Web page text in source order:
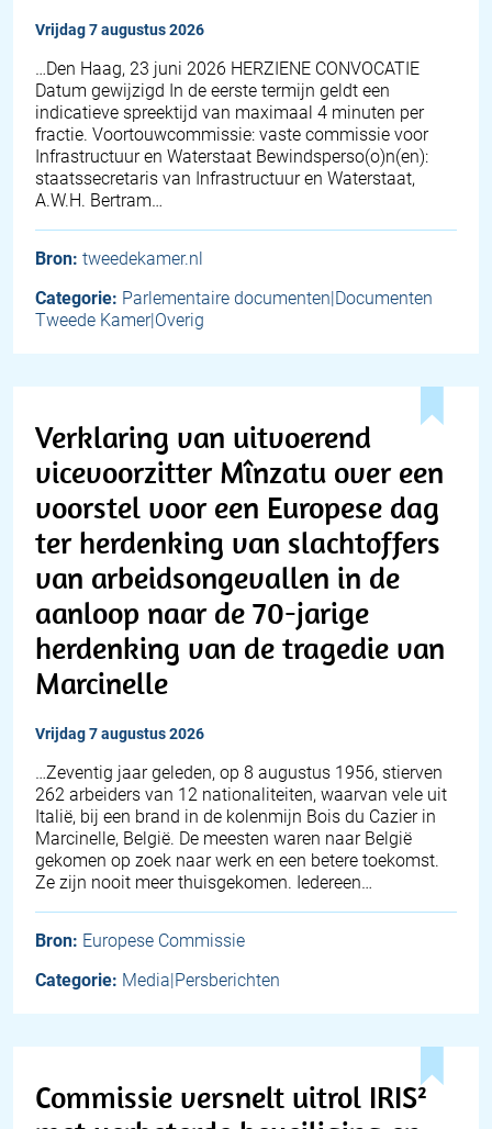
vrijdag 7 augustus 2026
…Den Haag, 23 juni 2026 HERZIENE CONVOCATIE
Datum gewijzigd In de eerste termijn geldt een
indicatieve spreektijd van maximaal 4 minuten per
fractie. Voortouwcommissie: vaste commissie voor
Infrastructuur en Waterstaat Bewindsperso(o)n(en):
staatssecretaris van Infrastructuur en Waterstaat,
A.W.H. Bertram…
Bron: tweedekamer.nl
Categorie: Parlementaire documenten|Documenten
Tweede Kamer|Overig
Verklaring van uitvoerend
vicevoorzitter Mînzatu over een
voorstel voor een Europese dag
ter herdenking van slachtoffers
van arbeidsongevallen in de
aanloop naar de 70-jarige
herdenking van de tragedie van
Marcinelle
vrijdag 7 augustus 2026
…Zeventig jaar geleden, op 8 augustus 1956, stierven
262 arbeiders van 12 nationaliteiten, waarvan vele uit
Italië, bij een brand in de kolenmijn Bois du Cazier in
Marcinelle, België. De meesten waren naar België
gekomen op zoek naar werk en een betere toekomst.
Ze zijn nooit meer thuisgekomen. Iedereen…
Bron: Europese Commissie
Categorie: Media|Persberichten
Commissie versnelt uitrol IRIS²